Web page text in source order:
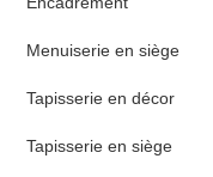
Menuiserie en siège
Tapisserie en décor
Tapisserie en siège